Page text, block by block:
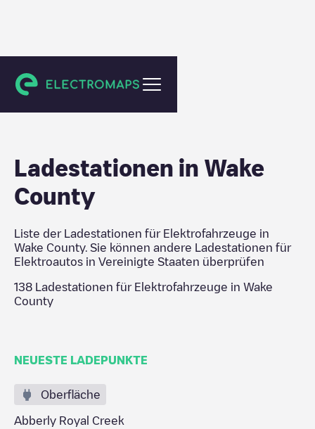
Vereinigte Staaten
Ladestationen in Wake
County
Liste der Ladestationen für Elektrofahrzeuge in
Wake County. Sie können andere Ladestationen für
Elektroautos in Vereinigte Staaten überprüfen
138 Ladestationen für Elektrofahrzeuge in Wake
County
NEUESTE LADEPUNKTE
Oberfläche
Abberly Royal Creek